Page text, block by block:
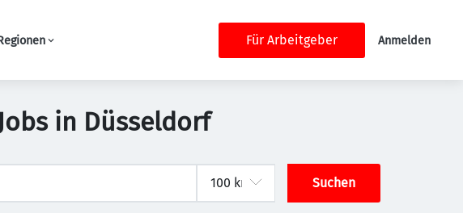
Für Arbeitgeber Anmelden
in Düsseldorf
Suchen